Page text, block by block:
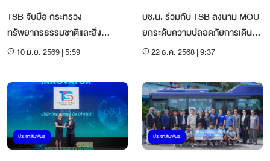
TSB จับมือ กระทรวง
ทรัพยากรธรรมชาติและสิ่ง
แวดล้อม ขับเคลื่อนวันสิ่งแวดล้อม
10 มิ.ย. 2569 | 5:59
บช.น. ร่วมกับ TSB ลงนาม MOU
ยกระดับความปลอดภัยการเดิน
ทาง สู่เมืองยั่งยืน
22 ธ.ค. 2568 | 9:37
ประชาสัมพันธ์ ประชาสัมพันธ์